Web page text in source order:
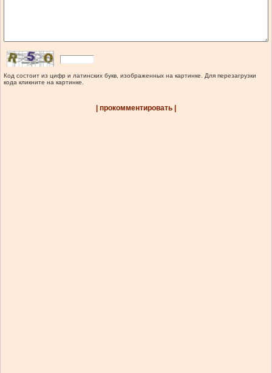
Код состоит из цифр и латинских букв, изображенных на картинке. Для перезагрузки
кода кликните на картинке.
| прокомментировать |